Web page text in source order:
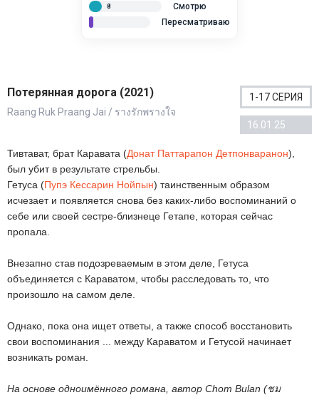
Смотрю
8
Пересматриваю
Потерянная дорога (2021)
Raang Ruk Praang Jai / รางรักพรางใจ
1-17 СЕРИЯ
16.01.25
Тивтават, брат Каравата (Донат Паттарапон Детпонваранон),
был убит в результате стрельбы.
Гетуса (Пупэ Кессарин Нойпын) таинственным образом
исчезает и появляется снова без каких-либо воспоминаний о
себе или своей сестре-близнеце Гетапе, которая сейчас
пропала.
Внезапно став подозреваемым в этом деле, Гетуса
объединяется с Караватом, чтобы расследовать то, что
произошло на самом деле.
Однако, пока она ищет ответы, а также способ восстановить
свои воспоминания ... между Караватом и Гетусой начинает
возникать роман.
На основе одноимённого романа, автор Chom Bulan (ชม